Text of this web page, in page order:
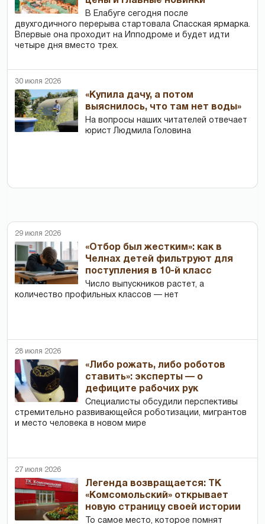
В Елабуге сегодня после
двухгодичного перерыва стартовала Спасская ярмарка.
Впервые она проходит на Ипподроме и будет идти
четыре дня вместо трех.
30 июля 2026
«Купила дачу, а потом
выяснилось, что там нет воды»
На вопросы наших читателей отвечает
юрист Людмила Головина
29 июля 2026
«Отбор был жестким»: как в
Челнах детей фильтруют для
поступления в 10-й класс
Число выпускников растет, а
количество профильных классов — нет
28 июля 2026
«Либо рожать, либо роботов
ставить»: эксперты — о
дефиците рабочих рук
Специалисты обсудили перспективы
стремительно развивающейся роботизации, мигрантов
и место человека в новом мире
27 июля 2026
Легенда возвращается: ТК
«Комсомольский» открывает
новую страницу своей истории
То самое место, которое помнят